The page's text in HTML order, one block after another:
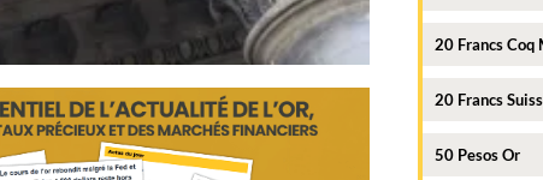
20 Francs Coq
20 Francs
50 Pesos Or